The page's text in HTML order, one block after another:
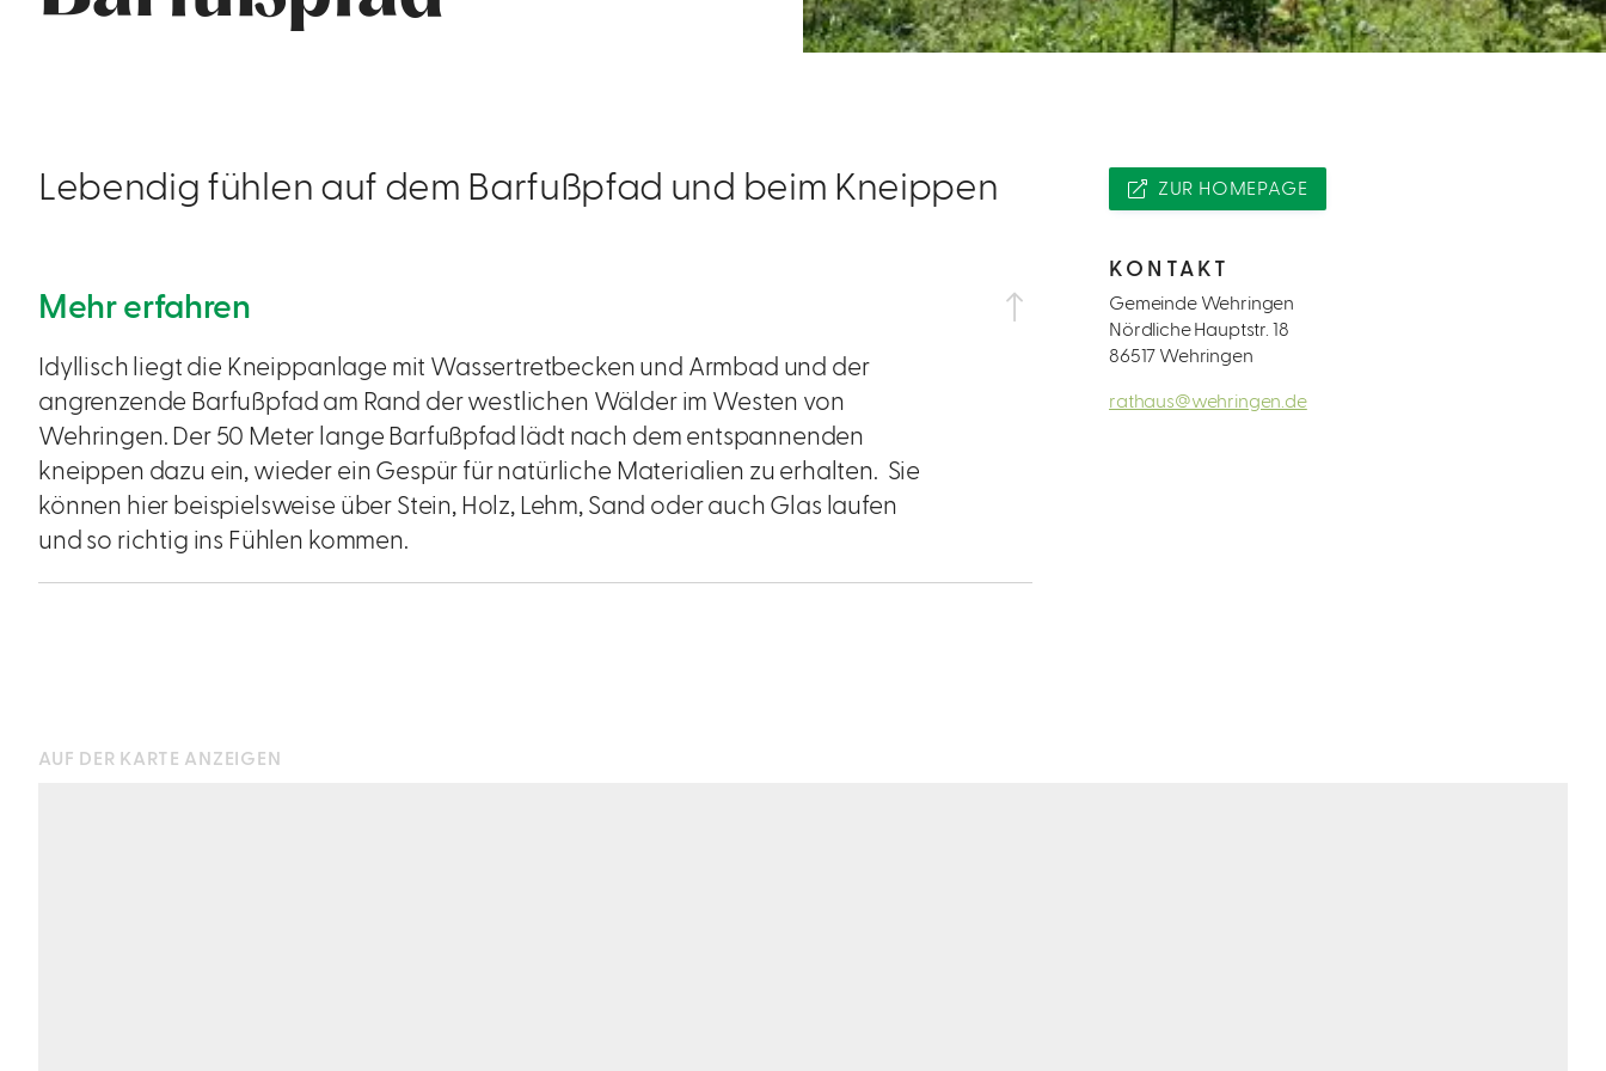
Lebendig fühlen auf dem Barfußpfad und beim Kneippen
Mehr erfahren
Idyllisch liegt die Kneippanlage mit Wassertretbecken und Armbad und der
angrenzende Barfußpfad am Rand der westlichen Wälder im Westen von
Wehringen. Der 50 Meter lange Barfußpfad lädt nach dem entspannenden
kneippen dazu ein, wieder ein Gespür für natürliche Materialien zu erhalten. Sie
können hier beispielsweise über Stein, Holz, Lehm, Sand oder auch Glas laufen
und so richtig ins Fühlen kommen.
ZUR HOMEPAGE
KONTAKT
Gemeinde Wehringen
Nördliche Hauptstr. 18
86517 Wehringen
rathaus@wehringen.de
AUF DER KARTE ANZEIGEN